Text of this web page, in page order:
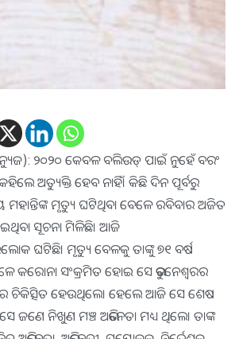
ନ୍ୟୁଜ): ୨୦୨୦ କେବଳ ବଲିଉଡ୍‌ ପାଇଁ ନୁହେଁ ବରଂ
ଅତ୍ୟୁକ୍ତି ହେବ ନାହିଁ। କିଛି ଦିନ ପୂର୍ବରୁ
ମହାନ୍ତିଙ୍କ ମୃତ୍ୟୁ ଘଟିଥିବା ବେଳେ ରବିବାର ଅଜିତ
ସୂଚନା ମିଳିଛି। ଆଜି
ଘଟିଛି। ମୃତ୍ୟୁ ବେଳକୁ ତାଙ୍କୁ ୭୧ ବର୍ଷ
କରୋନା ସଂକ୍ରମିତ ହୋଇ ସେ ଭୁବନେଶ୍ଵରର
ଚିକିତ୍ସିତ ହେଉଥିଲେ। ହେଲେ ଆଜି ସେ ଶେଷ
ସେ ଜଣେ ନିଖୁଣ ମଞ୍ଚ ଅଭିନେତା ମଧ୍ୟ ଥିଲେ। ତାଙ୍କ